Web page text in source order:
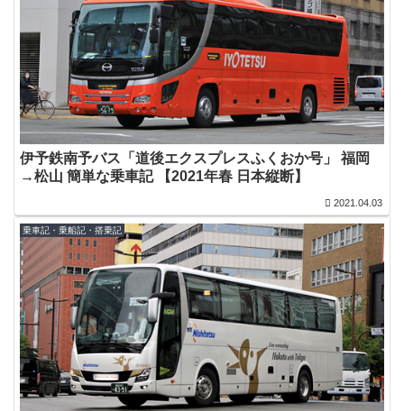
伊予鉄南予バス「道後エクスプレスふくおか号」 福岡
→松山 簡単な乗車記 【2021年春 日本縦断】
2021.04.03
乗車記・乗船記・搭乗記